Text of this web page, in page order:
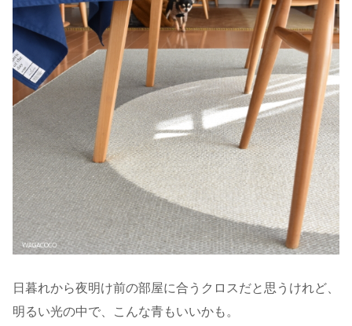
日暮れから夜明け前の部屋に合うクロスだと思うけれど、
明るい光の中で、こんな青もいいかも。